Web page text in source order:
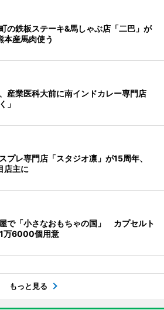
の鉄板ステーキ&馬しゃぶ店「二巴」が
産馬肉使う
産業医科大前に南インドカレー専門店
」
プレ専門店「スタジオ凛」が15周年、
店主に
で「小さなおもちゃの国」 カプセルト
万6000個用意
もっと見る